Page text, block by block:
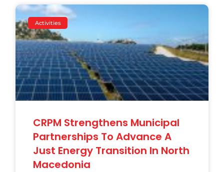
Activities
CRPM Strengthens Municipal
Partnerships To Advance A
Just Energy Transition In North
Macedonia